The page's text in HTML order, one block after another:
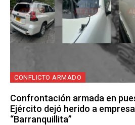
CONFLICTO ARMADO
Confrontación armada en
Ejército dejó herido a
“Barranquillita”